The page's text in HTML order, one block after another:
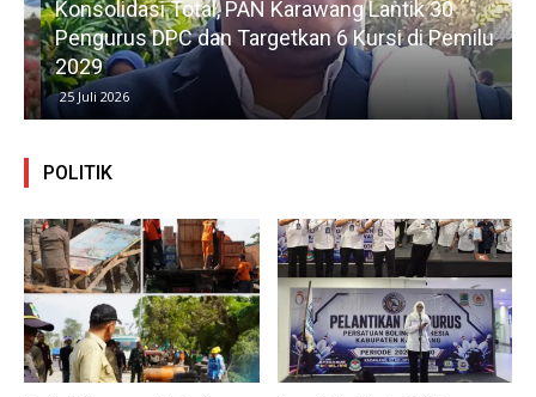
Konsolidasi Total, PAN Karawang Lantik 30
Pengurus DPC dan Targetkan 6 Kursi di Pemilu
2029
25 Juli 2026
POLITIK